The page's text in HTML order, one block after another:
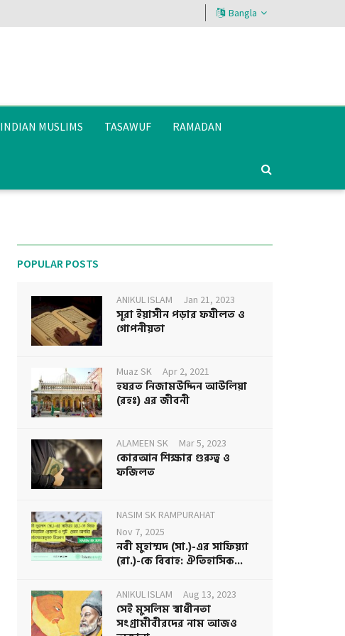
Bangla
INDIAN MUSLIMS TASAWUF RAMADAN
POPULAR POSTS
ANIKUL ISLAM Jan 21, 2023
সূরা ইয়াসীন পড়ার ফযীলত ও
গোপনীয়তা
Muaz SK Apr 2, 2021
হযরত নিজামউদ্দিন আউলিয়া
(রহঃ) এর জীবনী
ALAMEEN SK Mar 5, 2023
কোরআন শিক্ষার গুরুত্ব ও
ফজিলত
NASIM SK RAMPURAHAT
Nov 7, 2025
নবী মুহাম্মদ (সা.)-এর সাফিয়্যা
(রা.)-কে বিবাহ: ঐতিহাসিক...
ANIKUL ISLAM Aug 13, 2023
সেই মুসলিম স্বাধীনতা
সংগ্রামীবীরদের নাম আজও